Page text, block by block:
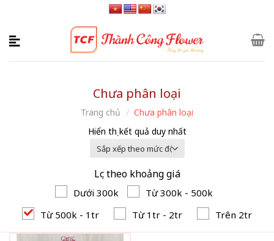
content
Chưa phân loại
Trang chủ / Chưa phân loại
Hiển thị kết quả duy nhất
Lọc theo khoảng giá
Dưới 300k
Từ 300k - 500k
Từ 500k - 1tr
Từ 1tr - 2tr Trên 2tr